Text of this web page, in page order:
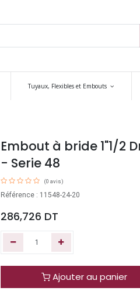
Tuyaux, Flexibles et Embouts
Embout à bride 1"1/2
- Serie 48
(0 avis)
Référence : 11548-24-20
286,726 DT
Ajouter au panier